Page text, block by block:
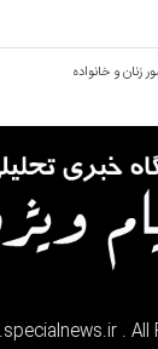
زنان و خانواده
. All